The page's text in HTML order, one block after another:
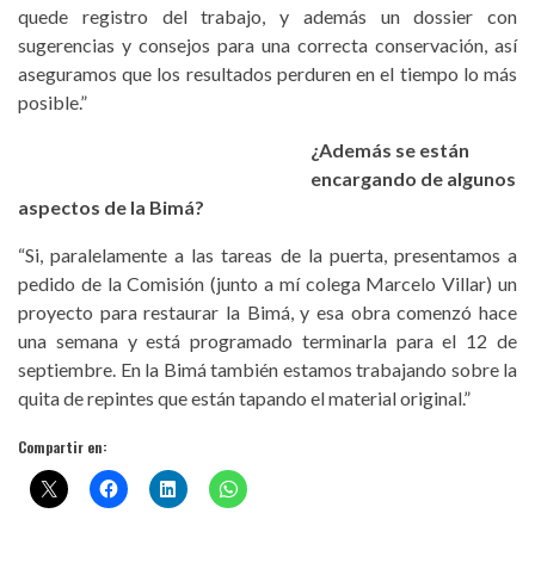
quede registro del trabajo, y además un dossier con
sugerencias y consejos para una correcta conservación, así
aseguramos que los resultados perduren en el tiempo lo más
posible.”
¿Además se están
encargando de algunos
aspectos de la Bimá?
“Si, paralelamente a las tareas de la puerta, presentamos a
pedido de la Comisión (junto a mí colega Marcelo Villar) un
proyecto para restaurar la Bimá, y esa obra comenzó hace
una semana y está programado terminarla para el 12 de
septiembre. En la Bimá también estamos trabajando sobre la
quita de repintes que están tapando el material original.”
Compartir en: